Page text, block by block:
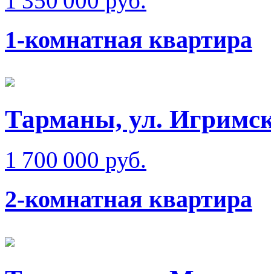
1-комнатная квартира
Тарманы, ул.
1 700 000 руб.
2-комнатная квартира